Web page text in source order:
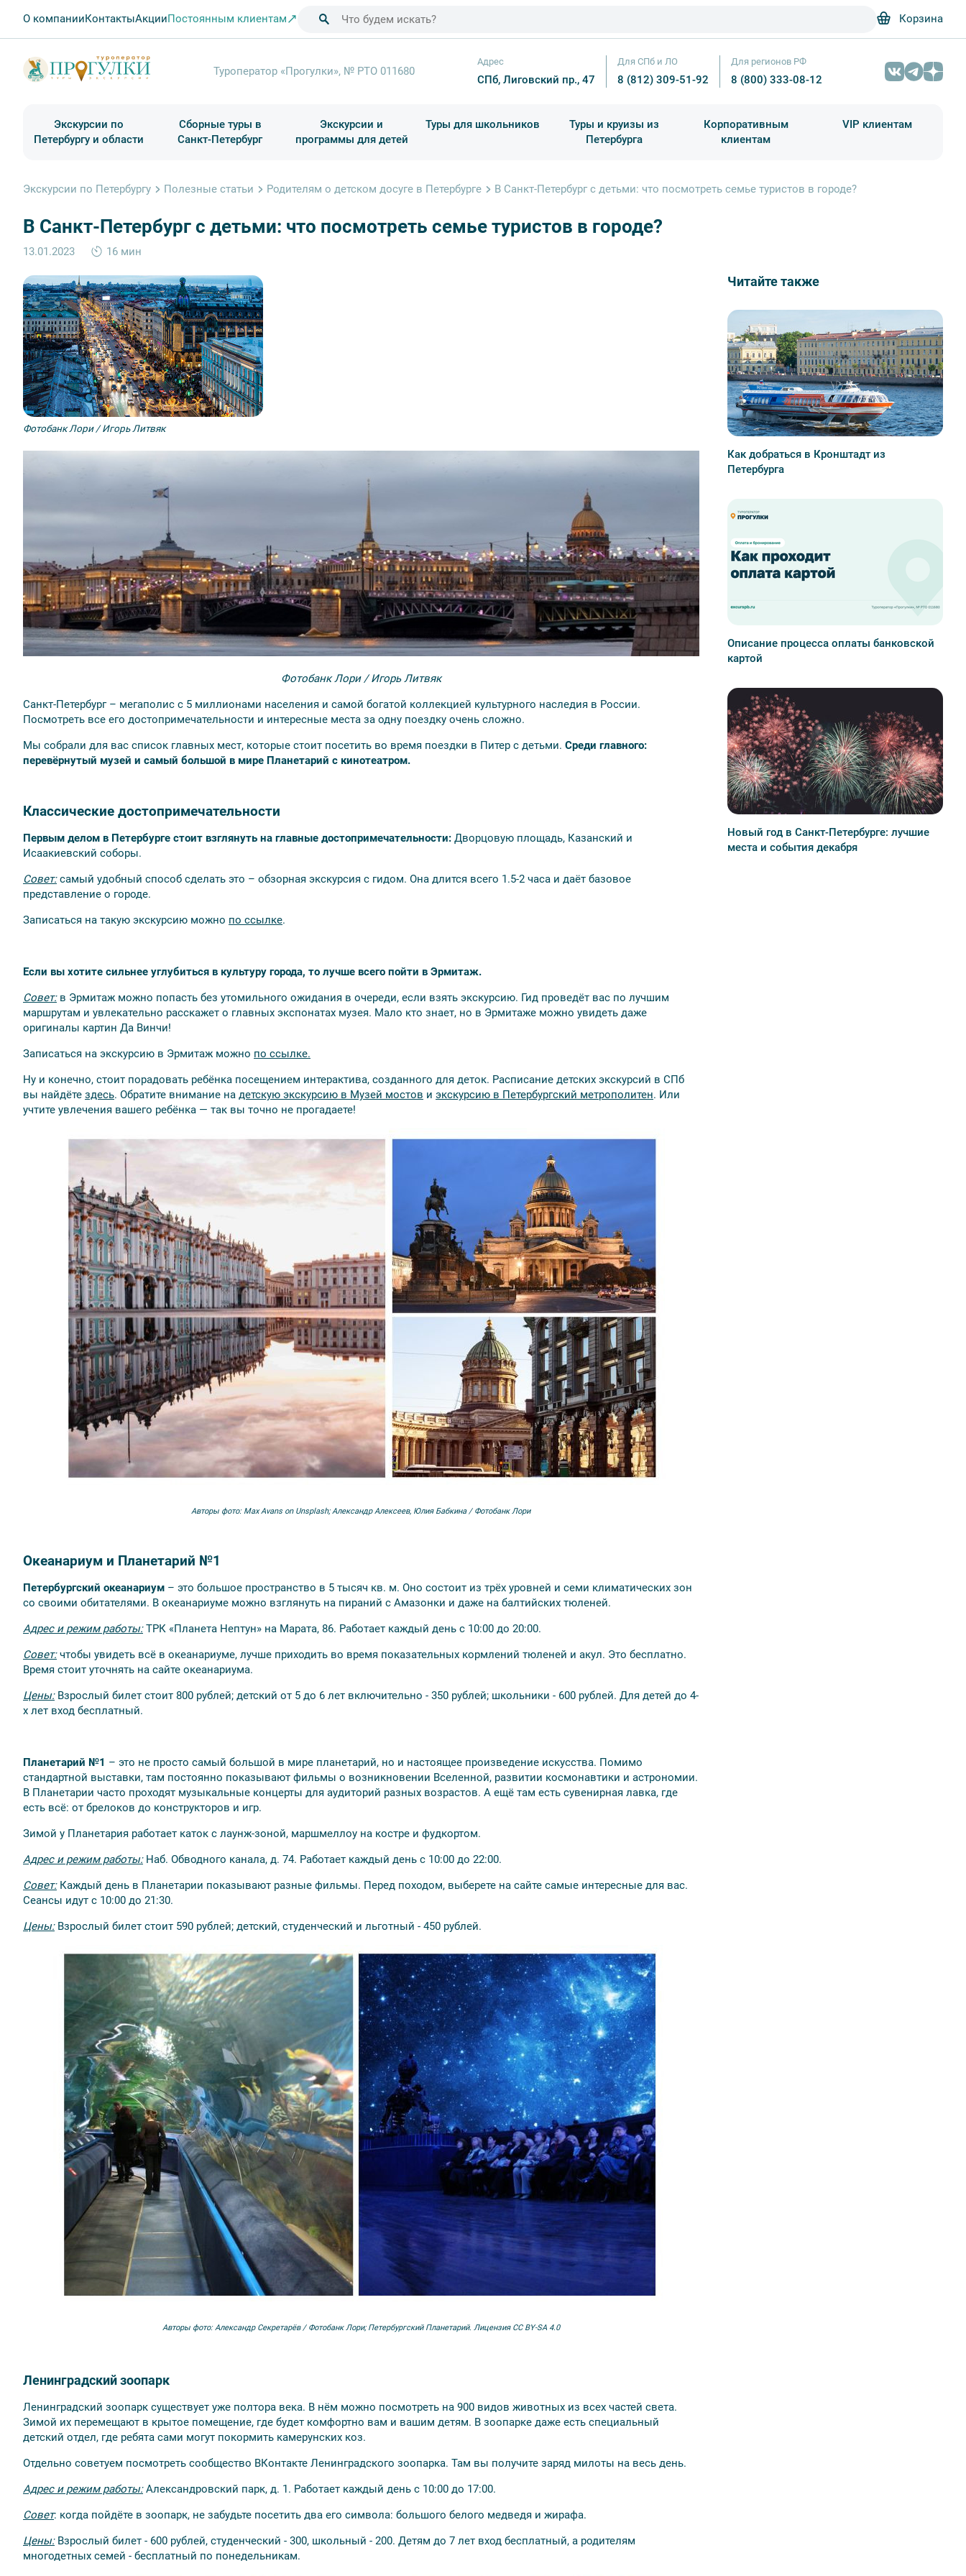
О компанииКонтактыАкцииПостоянным клиентам Корзина
Туроператор «Прогулки», № РТО 011680
Адрес
СПб, Лиговский пр., 47
Для СПб и ЛО
8 (812) 309-51-92
Для регионов РФ
8 (800) 333-08-12
Экскурсии по
Петербургу и области
Сборные туры в
Санкт-Петербург
Экскурсии и
программы для детей
Туры для школьников
Туры и круизы из
Петербурга
Корпоративным
клиентам
VIP клиентам
Экскурсии по Петербургу Полезные статьи Родителям о детском досуге в Петербурге В Санкт-Петербург с детьми: что посмотреть семье туристов в городе?
В Санкт-Петербург с детьми: что посмотреть семье туристов в городе?
13.01.2023 16 мин
Фотобанк Лори / Игорь Литвяк
Фотобанк Лори / Игорь Литвяк
Санкт-Петербург – мегаполис с 5 миллионами населения и самой богатой коллекцией культурного наследия в России.
Посмотреть все его достопримечательности и интересные места за одну поездку очень сложно.
Мы собрали для вас список главных мест, которые стоит посетить во время поездки в Питер с детьми. Среди главного:
перевёрнутый музей и самый большой в мире Планетарий с кинотеатром.
Классические достопримечательности
Первым делом в Петербурге стоит взглянуть на главные достопримечательности: Дворцовую площадь, Казанский и
Исаакиевский соборы.
Совет:самый удобный способ сделать это – обзорная экскурсия с гидом. Она длится всего 1.5-2 часа и даёт базовое
представление о городе.
Записаться на такую экскурсию можно по ссылке.
Если вы хотите сильнее углубиться в культуру города, то лучше всего пойти в Эрмитаж.
Совет:в Эрмитаж можно попасть без утомильного ожидания в очереди, если взять экскурсию. Гид проведёт вас по лучшим
маршрутам и увлекательно расскажет о главных экспонатах музея. Мало кто знает, но в Эрмитаже можно увидеть даже
оригиналы картин Да Винчи!
Записаться на экскурсию в Эрмитаж можно по ссылке.
Ну и конечно, стоит порадовать ребёнка посещением интерактива, созданного для деток. Расписание детских экскурсий в СПб
вы найдёте здесь. Обратите внимание на детскую экскурсию в Музей мостов и экскурсию в Петербургский метрополитен. Или
учтите увлечения вашего ребёнка — так вы точно не прогадаете!
Авторы фото: Max Avans on Unsplash; Александр Алексеев, Юлия Бабкина / Фотобанк Лори
Океанариум и Планетарий №1
Петербургский океанариум – это большое пространство в 5 тысяч кв. м. Оно состоит из трёх уровней и семи климатических зон
со своими обитателями. В океанариуме можно взглянуть на пираний с Амазонки и даже на балтийских тюленей.
Адрес и режим работы:ТРК «Планета Нептун» на Марата, 86. Работает каждый день с 10:00 до 20:00.
Совет:чтобы увидеть всё в океанариуме, лучше приходить во время показательных кормлений тюленей и акул. Это бесплатно.
Время стоит уточнять на сайте океанариума.
Цены:Взрослый билет стоит 800 рублей; детский от 5 до 6 лет включительно - 350 рублей; школьники - 600 рублей. Для детей до 4-
х лет вход бесплатный.
Планетарий №1 – это не просто самый большой в мире планетарий, но и настоящее произведение искусства. Помимо
стандартной выставки, там постоянно показывают фильмы о возникновении Вселенной, развитии космонавтики и астрономии.
В Планетарии часто проходят музыкальные концерты для аудиторий разных возрастов. А ещё там есть сувенирная лавка, где
есть всё: от брелоков до конструкторов и игр.
Зимой у Планетария работает каток с лаунж-зоной, маршмеллоу на костре и фудкортом.
Адрес и режим работы: Наб. Обводного канала, д. 74. Работает каждый день с 10:00 до 22:00.
Совет:Каждый день в Планетарии показывают разные фильмы. Перед походом, выберете на сайте самые интересные для вас.
Сеансы идут с 10:00 до 21:30.
Цены:Взрослый билет стоит 590 рублей; детский, студенческий и льготный - 450 рублей.
Авторы фото:Александр Секретарёв / Фотобанк Лори; Петербургский Планетарий. Лицензия CC BY-SA 4.0
Ленинградский зоопарк
Ленинградский зоопарк существует уже полтора века. В нём можно посмотреть на 900 видов животных из всех частей света.
Зимой их перемещают в крытое помещение, где будет комфортно вам и вашим детям. В зоопарке даже есть специальный
детский отдел, где ребята сами могут покормить камерунских коз.
Отдельно советуем посмотреть сообщество ВКонтакте Ленинградского зоопарка. Там вы получите заряд милоты на весь день.
Адрес и режим работы: Александровский парк, д. 1. Работает каждый день с 10:00 до 17:00.
Совет: когда пойдёте в зоопарк, не забудьте посетить два его символа: большого белого медведя и жирафа.
Цены:Взрослый билет - 600 рублей, студенческий - 300, школьный - 200. Детям до 7 лет вход бесплатный, а родителям
многодетных семей - бесплатный по понедельникам.
Читайте также
Как добраться в Кронштадт из
Петербурга
Описание процесса оплаты банковской
картой
Новый год в Санкт-Петербурге: лучшие
места и события декабря